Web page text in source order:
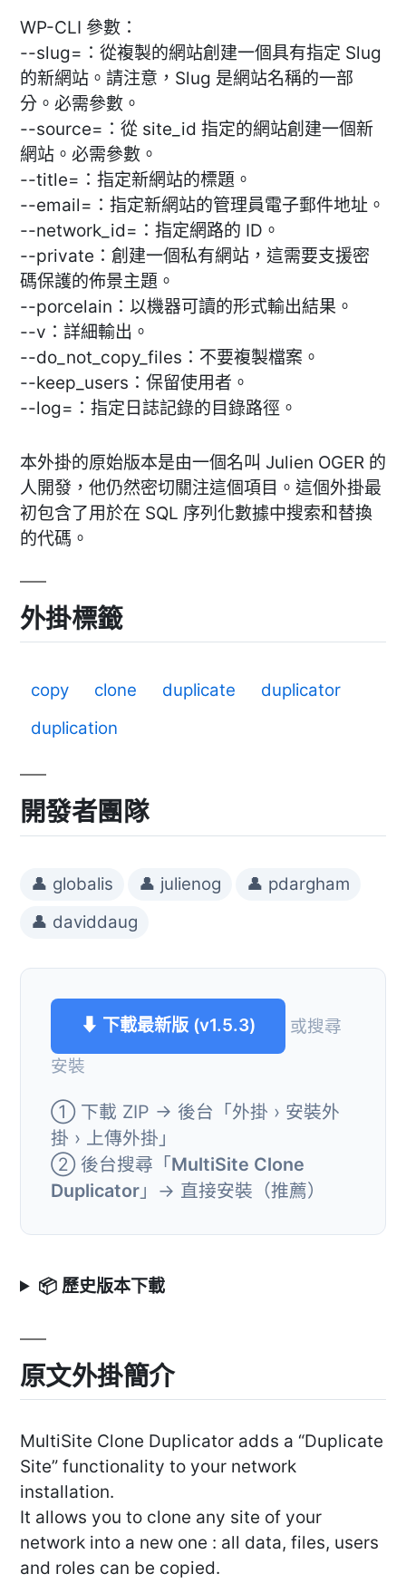
WP-CLI 參數：
--slug=：從複製的網站創建一個具有指定 Slug
的新網站。請注意，Slug 是網站名稱的一部
分。必需參數。
--source=：從 site_id 指定的網站創建一個新
網站。必需參數。
--title=：指定新網站的標題。
--email=：指定新網站的管理員電子郵件地址。
--network_id=：指定網路的 ID。
--private：創建一個私有網站，這需要支援密
碼保護的佈景主題。
--porcelain：以機器可讀的形式輸出結果。
--v：詳細輸出。
--do_not_copy_files：不要複製檔案。
--keep_users：保留使用者。
--log=：指定日誌記錄的目錄路徑。
本外掛的原始版本是由一個名叫 Julien OGER 的
人開發，他仍然密切關注這個項目。這個外掛最
初包含了用於在 SQL 序列化數據中搜索和替換
的代碼。
外掛標籤
copy clone duplicate
duplicator
duplication
開發者團隊
👤 globalis 👤 julienog
👤 pdargham
👤 daviddaug
⬇ 下載最新版 (v1.5.3)
或搜尋
安裝
① 下載 ZIP → 後台「外掛 › 安裝外
掛 › 上傳外掛」
② 後台搜尋「MultiSite Clone
Duplicator 」→ 直接安裝（推薦）
📦 歷史版本下載
原文外掛簡介
MultiSite Clone Duplicator adds a “Duplicate
Site” functionality to your network
installation.
It allows you to clone any site of your
network into a new one : all data, files, users
and roles can be copied.